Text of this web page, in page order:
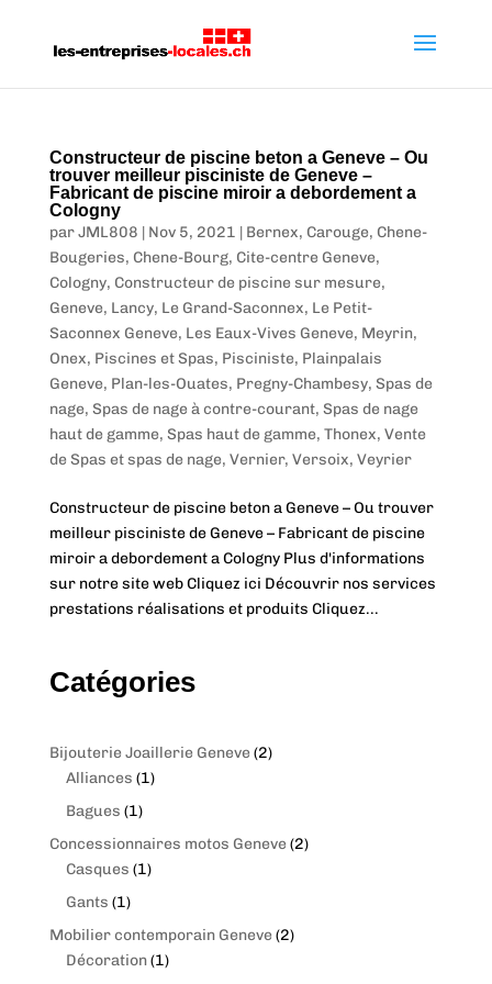
Constructeur de piscine beton a Geneve – Ou
trouver meilleur pisciniste de Geneve –
Fabricant de piscine miroir a debordement a
Cologny
parJML808 | Nov 5, 2021 | Bernex, Carouge, Chene-
Bougeries, Chene-Bourg, Cite-centre Geneve,
Cologny, Constructeur de piscine sur mesure,
Geneve, Lancy, Le Grand-Saconnex, Le Petit-
Saconnex Geneve, Les Eaux-Vives Geneve, Meyrin,
Onex, Piscines et Spas, Pisciniste, Plainpalais
Geneve, Plan-les-Ouates, Pregny-Chambesy, Spas de
nage, Spas de nage à contre-courant, Spas de nage
haut de gamme, Spas haut de gamme, Thonex, Vente
de Spas et spas de nage, Vernier, Versoix, Veyrier
Constructeur de piscine beton a Geneve – Ou trouver
meilleur pisciniste de Geneve – Fabricant de piscine
miroir a debordement a Cologny Plus d'informations
sur notre site web Cliquez ici Découvrir nos services
prestations réalisations et produits Cliquez...
Catégories
Bijouterie Joaillerie Geneve 22
d
t
Alliances 11
o
d
c
t
Bagues 11
r
u
c
Concessionnaires motos Geneve 22
Casques 11
o
d
Gants 11
r
Mobilier contemporain Geneve 22
Décoration 11